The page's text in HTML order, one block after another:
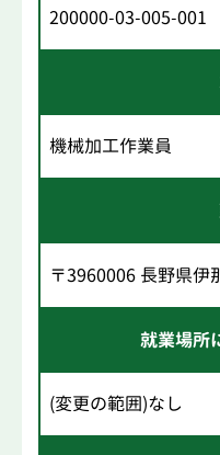
200000-03-005-001
機械加工作業員
〒3960006 長野県伊
就業場所
(変更の範囲)なし